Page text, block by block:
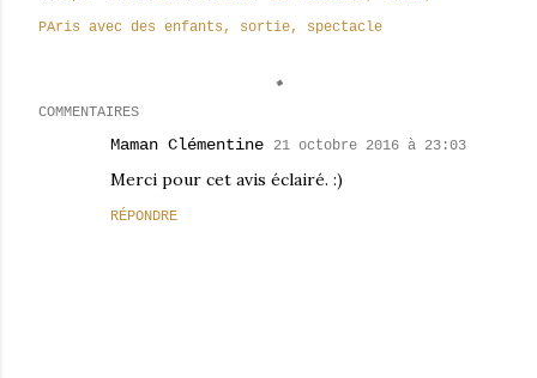
PAris avec des enfants
sortie spectacle
COMMENTAIRES
Maman Clémentine 21 octobre 2016 à 23:03
Merci pour cet avis éclairé. :)
RÉPONDRE